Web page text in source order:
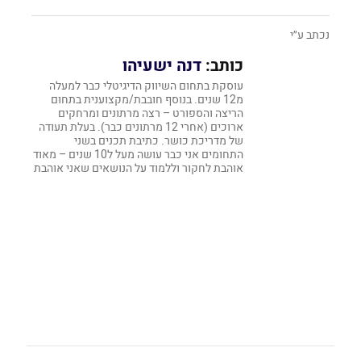
נכתב ע״י
כותב: דנה ישעיהו
עוסקת בתחום השיווק הדיגיטלי כבר למעלה
מ12 שנים. בנוסף חובבת/מקצוענית בתחום
הריצה והספורט – רצה מרתונים ומרחקים
ארוכים (אחרי 12 מרתונים כבר). בעלת תעודה
של מדריכת כושר. כתיבת תכנים בשני
התחומים אני כבר עושה מעל ל10 שנים – מאוד
אוהבת לחקור וללמוד על הנושאים שאני אוהבת